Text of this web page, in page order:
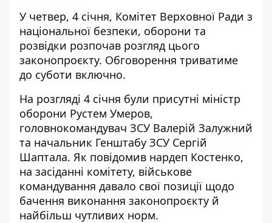
У четвер, 4 січня, Комітет Верховної Ради з
національної безпеки, оборони та
розвідки розпочав розгляд цього
законопроєкту. Обговорення триватиме
до суботи включно.
На розгляді 4 січня були присутні міністр
оборони Рустем Умеров,
головнокомандувач ЗСУ Валерій Залужний
та начальник Генштабу ЗСУ Сергій
Шаптала. Як повідомив нардеп Костенко,
на засіданні комітету, військове
командування давало свої позиції щодо
бачення виконання законопроєкту й
найбільш чутливих норм.